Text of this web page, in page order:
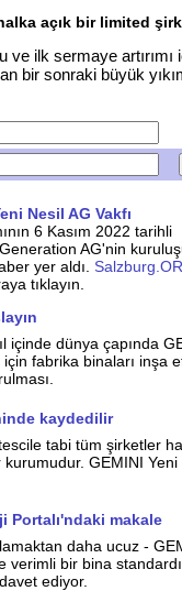
açık bir limited
ilk sermaye artırımı
bir sonraki büyük
Nesil AG Vakfı
6 Kasım 2022 tarihli
AG'nin
yer aldı.
tıklayın.
içinde dünya çapında
fabrika binaları inşa
kaydedilir
tabi tüm şirketler
GEMINI Yeni
Portalı'ndaki makale
daha ucuz -
verimli bir bina
ediyor.